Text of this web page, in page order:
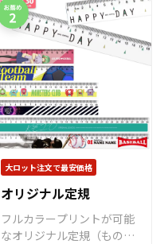
大ロット注文で最安価格
オリジナル定規
フルカラープリントが可能
なオリジナル定規（ものさ